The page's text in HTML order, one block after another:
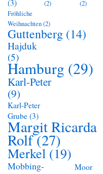
(3) (2)
(2)
Fröhliche
Weihnachten(2)
Guttenberg (14)
Hajduk
(5)
Hamburg (29)
Karl-Peter
(9)
Karl-Peter
Grube (3)
Margit Ricarda
Rolf(27)
Merkel (19)
Mobbing-
Moor